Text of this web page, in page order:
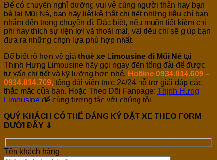
Để có chuyến nghỉ dưỡng vui vẻ cùng người thân hay bạn
bè tại Mũi Né, bạn hãy liệt kê thật chi tiết những tiêu chí bạn
nhắm đến trong chuyến đi. Đặc biệt, nếu muốn tiết kiệm chi
phí hay thích sự tiện lợi và thoải mái, vài tiêu chí sẽ giúp bạn
đưa ra những chọn lựa phù hợp nhất.
Để biết rõ hơn về giá thuê xe Limousine đi Mũi Né tại
Thịnh Hưng Limousine hãy gọi ngay đến tổng đài để được
tư vấn chi tiết và kỹ lưỡng hơn nhé. Hotline 0934.814.609 –
0934.814.709, tổng đài viên trực 24/24 hỗ trợ giải đáp các
thắc mắc của bạn. Hoặc Theo Dõi Fanpage: Thịnh Hưng
Limousine để cùng tương tác với chúng tôi.
QUÝ KHÁCH CÓ THỂ ĐĂNG KÝ ĐẶT XE THEO FORM
DƯỚI ĐÂY ⇓
Tên khách hàng